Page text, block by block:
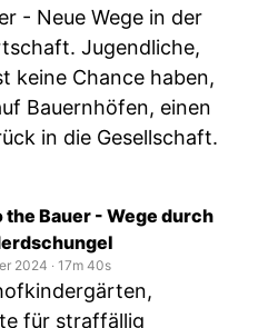
- Neue Wege in der
Jugendliche,
keine Chance haben,
Bauernhöfen, einen
in die Gesellschaft.
the Bauer - Wege durch
2024 ‧ 17m 40s
für straffällig